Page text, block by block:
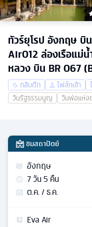
ทัวร์ยุโรป อังกฤษ บิ
Air012 ล่องเรือแม่น้
หลวง บิน BR 067
กลับดึก ไฟล์ทเช้า
วันรัฐธรรมนูญ
วันพ่อแห่ง
ชมสถาปัตย์
อังกฤษ
7วัน5 คืน
ต.ค. / ธ.ค.
Eva Air